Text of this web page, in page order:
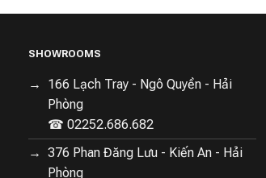
SHOWROOMS
166 Lạch Tray - Ngô Quyền - Hải
Phòng
☎ 02252.686.682
376 Phan Đăng Lưu - Kiến An - Hải
Phòng